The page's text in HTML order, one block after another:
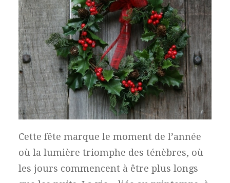
Cette fête marque le moment de l’année
où la lumière triomphe des ténèbres, où
les jours commencent à être plus longs